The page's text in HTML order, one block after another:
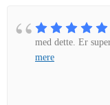
med dette. Er
mere